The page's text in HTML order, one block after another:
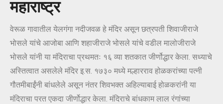
महाराष्ट्र
वेरूळ गावातील येलगंगा नदीजवळ हे मंदिर असून छत्रपती शिवाजीराजे
भोसले यांचे आजोबा आणि शहाजीराजे भोसले यांचे वडील मालोजीराजे
भोसले यांनी या मंदिराचा प्रथमतः १६ व्या शतकात जीर्णोद्धार केला. सध्याचे
अस्तित्वात असलेले मंदिर इ.स. १७३० मध्ये मल्हारराव होळकरांच्या पत्नी
गौतमीबाईंनी बांधलेले असून नंतर शिवभक्त अहिल्याबाई होळकरांनी या
मंदिराचा परत एकदा जीर्णोद्धार केला. मंदिराचे बांधकाम लाल रंगांच्या